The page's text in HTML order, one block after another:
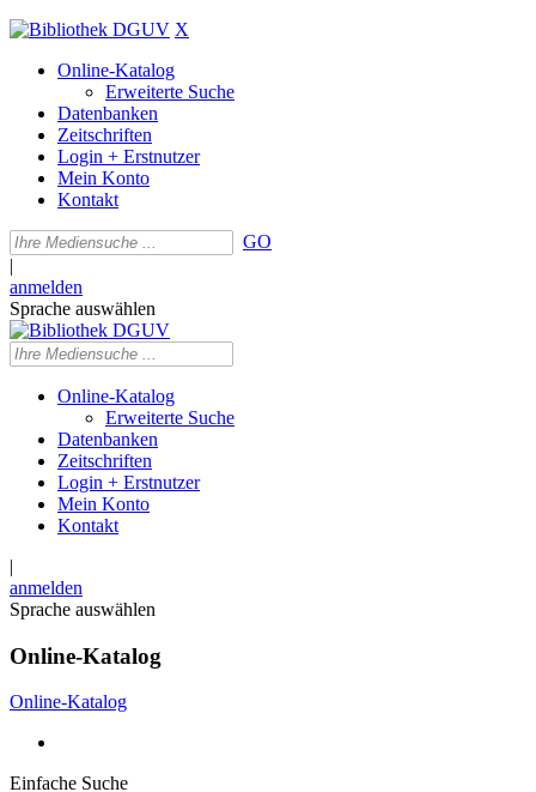
X
Online-Katalog
Erweiterte Suche
Datenbanken
Zeitschriften
Login + Erstnutzer
Mein Konto
Kontakt
GO
|
anmelden
Sprache auswählen
Online-Katalog
Erweiterte Suche
Datenbanken
Zeitschriften
Login + Erstnutzer
Mein Konto
Kontakt
|
anmelden
Sprache auswählen
Online-Katalog
Online-Katalog
Einfache Suche